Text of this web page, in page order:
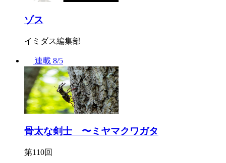
ゾス
イミダス編集部
連載 8/5
骨太な剣士 〜ミヤマクワガタ
第110回